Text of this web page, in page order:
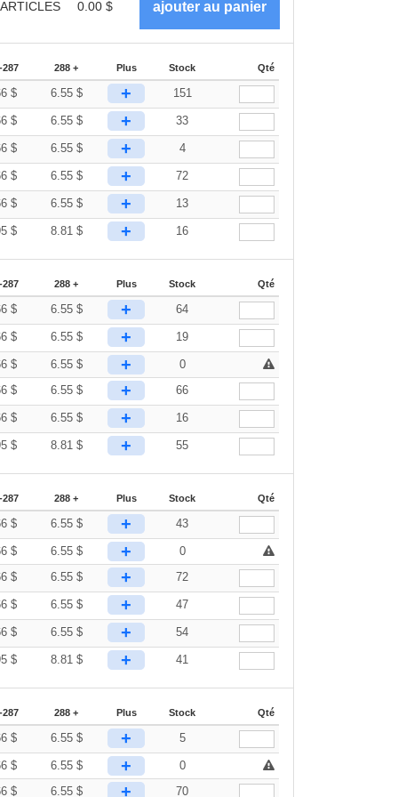
ARTICLES 0.00 $
287 288 + Plus Stock Qté
$ 6.55 $ + 151
$ 6.55 $ + 33
$ 6.55 $ + 4
$ 6.55 $ + 72
$ 6.55 $ + 13
$ 8.81 $ + 16
287 288 + Plus Stock Qté
$ 6.55 $ + 64
$ 6.55 $ + 19
$ 6.55 $ +
0
$ 6.55 $ + 66
$ 6.55 $ + 16
$ 8.81 $ + 55
287 288 + Plus Stock Qté
$ 6.55 $ + 43
$ 6.55 $ +
0
$ 6.55 $ + 72
$ 6.55 $ + 47
$ 6.55 $ + 54
$ 8.81 $ + 41
287 288 + Plus Stock Qté
$ 6.55 $ + 5
$ 6.55 $ +
0
$ 6.55 $ + 70